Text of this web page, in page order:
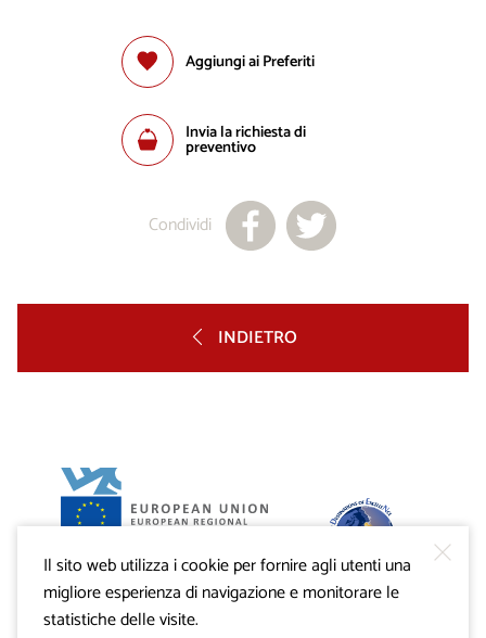
Aggiungi ai Preferiti
Invia la richiesta di
preventivo
Condividi
INDIETRO
Progetto VisitKras. L’investimento è cofinanziato dalla
Repubblica di Slovenia e dal Fondo europeo di sviluppo
regionale dell’Unione Europea.
Il sito web utilizza i cookie per fornire agli utenti una
migliore esperienza di navigazione e monitorare le
statistiche delle visite.